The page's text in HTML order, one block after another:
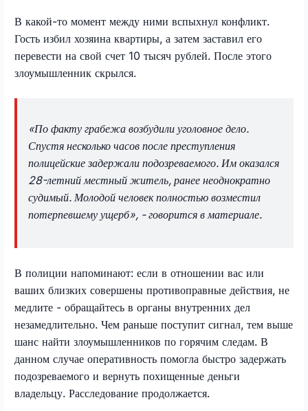
В какой-то момент между ними вспыхнул конфликт.
Гость избил хозяина квартиры, а затем заставил его
перевести на свой счет 10 тысяч рублей. После этого
злоумышленник скрылся.
«По факту грабежа возбудили уголовное дело.
Спустя несколько часов после преступления
полицейские задержали подозреваемого. Им оказался
28-летний местный житель, ранее неоднократно
судимый. Молодой человек полностью возместил
потерпевшему ущерб», - говорится в материале.
В полиции напоминают: если в отношении вас или
ваших близких совершены противоправные действия, не
медлите - обращайтесь в органы внутренних дел
незамедлительно. Чем раньше поступит сигнал, тем выше
шанс найти злоумышленников по горячим следам. В
данном случае оперативность помогла быстро задержать
подозреваемого и вернуть похищенные деньги
владельцу. Расследование продолжается.